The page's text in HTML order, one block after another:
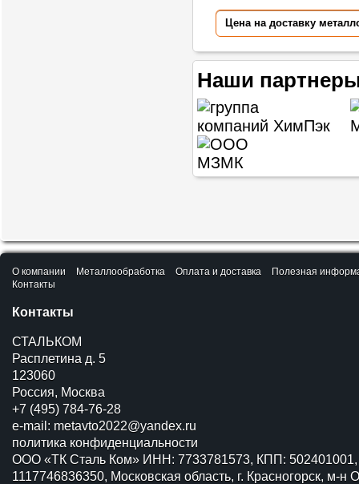
Цена на доставку
Наши
О компании Металлообработка Оплата и доставка
Полезная
Контакты
Контакты
СТАЛЬКОМ
Расплетина д. 5
123060
Россия, Москва
+7 (495) 784-76-28
e-mail: metavto2022@yandex.ru
политика конфиденциальности
ООО «ТК Сталь Ком» ИНН: 7733781573, КПП:
1117746836350, Московская область, г. Красногорск, м-н